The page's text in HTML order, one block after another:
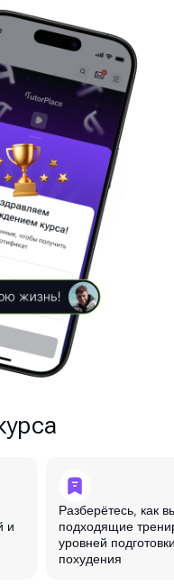
и
Разберётесь, как
подходящие
уровней
похудения